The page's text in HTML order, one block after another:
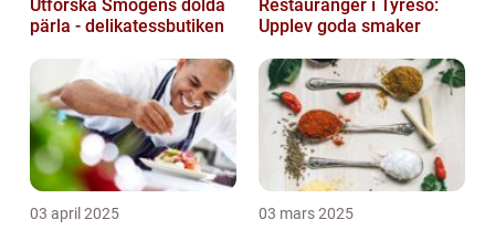
Utforska Smögens dolda
pärla - delikatessbutiken
Restauranger i Tyresö:
Upplev goda smaker
03 april 2025 03 mars 2025